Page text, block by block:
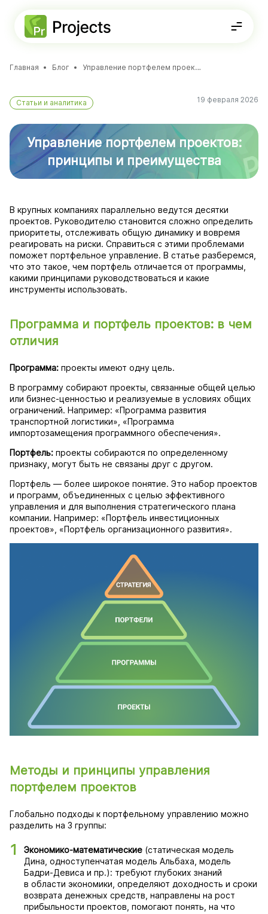
Решения
ФУНКЦИОНАЛЬНОСТЬ
Стратегическое планирование
Планирование проектов
Портфели и программы
Agile-доски
База знаний
ДЛЯ КОМАНД
Для
ИТ-департаментов
8-800-234-72-11
Получить консультацию
Главная Блог Управление портфелем проектов: принципы и преимущества
Статьи и аналитика 19 февраля 2026
Управление портфелем проектов:
принципы и преимущества
В крупных компаниях параллельно ведутся десятки
проектов. Руководителю становится сложно определить
приоритеты, отслеживать общую динамику и вовремя
реагировать на риски. Справиться с этими проблемами
поможет портфельное управление. В статье разберемся,
что это такое, чем портфель отличается от программы,
какими принципами руководствоваться и какие
инструменты использовать.
Программа и портфель проектов: в чем
отличия
Программа: проекты имеют одну цель.
В программу собирают проекты, связанные общей целью
или бизнес-ценностью и реализуемые в условиях общих
ограничений. Например: «Программа развития
транспортной логистики», «Программа
импортозамещения программного обеспечения».
Портфель: проекты собираются по определенному
признаку, могут быть не связаны друг с другом.
Портфель — более широкое понятие. Это набор проектов
и программ, объединенных с целью эффективного
управления и для выполнения стратегического плана
компании. Например: «Портфель инвестиционных
проектов», «Портфель организационного развития».
Методы и принципы управления
портфелем проектов
Глобально подходы к портфельному управлению можно
разделить на 3 группы:
Экономико-математические (статическая модель
Дина, одноступенчатая модель Альбаха, модель
Бадри-Девиса и пр.): требуют глубоких знаний
в области экономики, определяют доходность и сроки
возврата денежных средств, направлены на рост
прибыльности проектов, помогают понять, на что